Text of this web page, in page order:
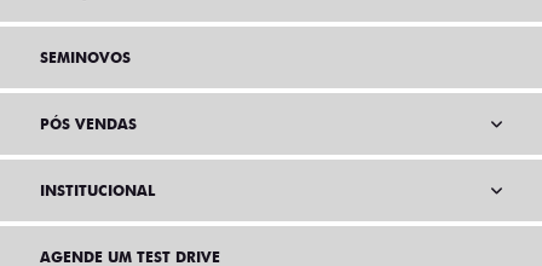
SEMINOVOS
PÓS VENDAS
INSTITUCIONAL
AGENDE UM TEST DRIVE